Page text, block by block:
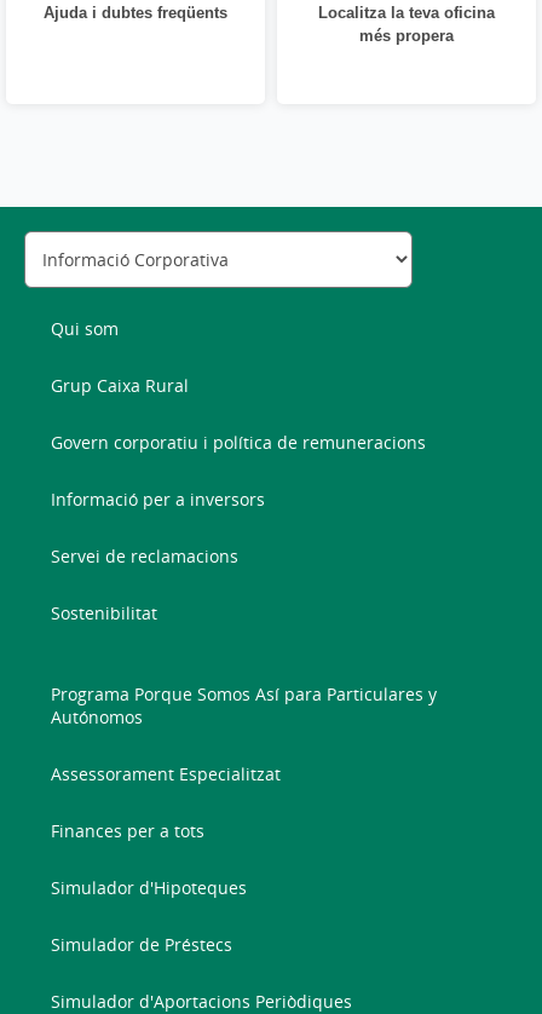
Ajuda i dubtes freqüents
Localitza la teva oficina
més propera
Qui som
Grup Caixa Rural
Govern corporatiu i política de remuneracions
Informació per a inversors
Servei de reclamacions
Sostenibilitat
Programa Porque Somos Así para Particulares y
Autónomos
Assessorament Especialitzat
Finances per a tots
Simulador d'Hipoteques
Simulador de Préstecs
Simulador d'Aportacions Periòdiques